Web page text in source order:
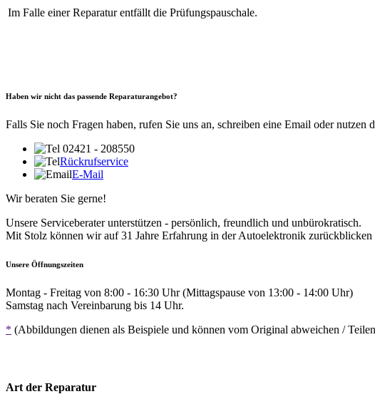
Im Falle einer Reparatur entfällt die Prüfungspauschale.
Haben wir nicht das passende Reparaturangebot?
Falls Sie noch Fragen haben, rufen Sie uns an, schreiben eine Email oder nutzen
02421 - 208550
Rückrufservice
E-Mail
Wir beraten Sie gerne!
Unsere Serviceberater unterstützen - persönlich, freundlich und unbürokratisch.
Mit Stolz können wir auf 31 Jahre Erfahrung in der Autoelektronik
Unsere Öffnungszeiten
Montag - Freitag von 8:00 - 16:30 Uhr (Mittagspause von 13:00 - 14:00 Uhr)
Samstag nach Vereinbarung bis 14 Uhr.
* (Abbildungen dienen als Beispiele und können vom Original abweichen /
Art der Reparatur